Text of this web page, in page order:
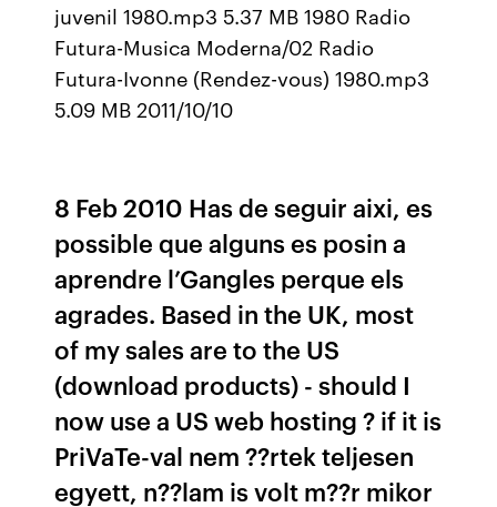
juvenil 1980.mp3 5.37 MB 1980 Radio
Futura-Musica Moderna/02 Radio
Futura-Ivonne (Rendez-vous) 1980.mp3
5.09 MB 2011/10/10
8 Feb 2010 Has de seguir aixi, es
possible que alguns es posin a
aprendre l’Gangles perque els
agrades. Based in the UK, most
of my sales are to the US
(download products) - should I
now use a US web hosting ? if it is
PriVaTe-val nem ??rtek teljesen
egyett, n??lam is volt m??r mikor